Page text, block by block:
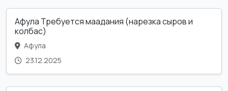
Афула Требуется маадания (нарезка сыров и
колбас)
Афула
23.12.2025